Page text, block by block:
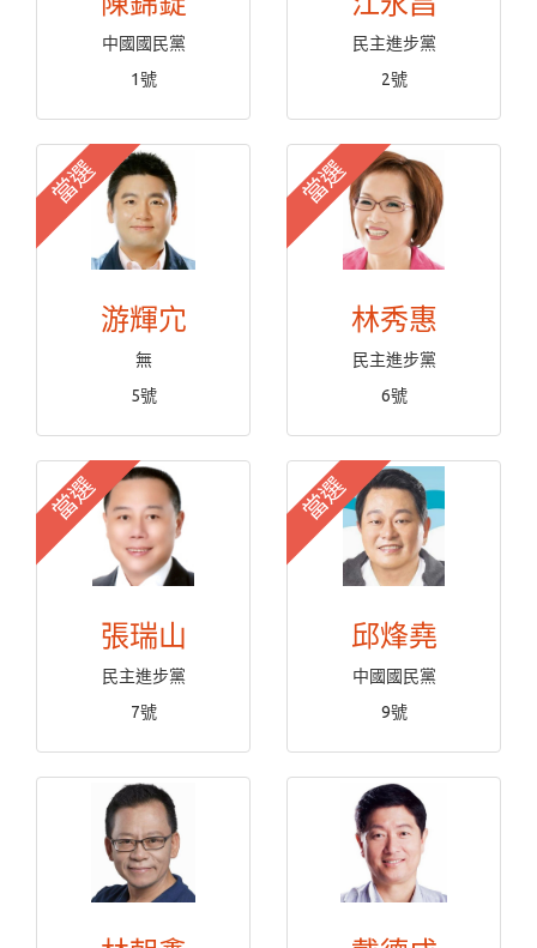
中國國民黨
1號
民主進步黨
2號
當選
游輝宂
無
5號
當選
林秀惠
民主進步黨
6號
當選
張瑞山
民主進步黨
7號
當選
邱烽堯
中國國民黨
9號